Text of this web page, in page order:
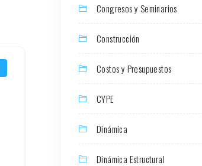
Congresos y Seminarios
Construcción
Costos y Presupuestos
CYPE
Dinámica
Dinámica Estructural